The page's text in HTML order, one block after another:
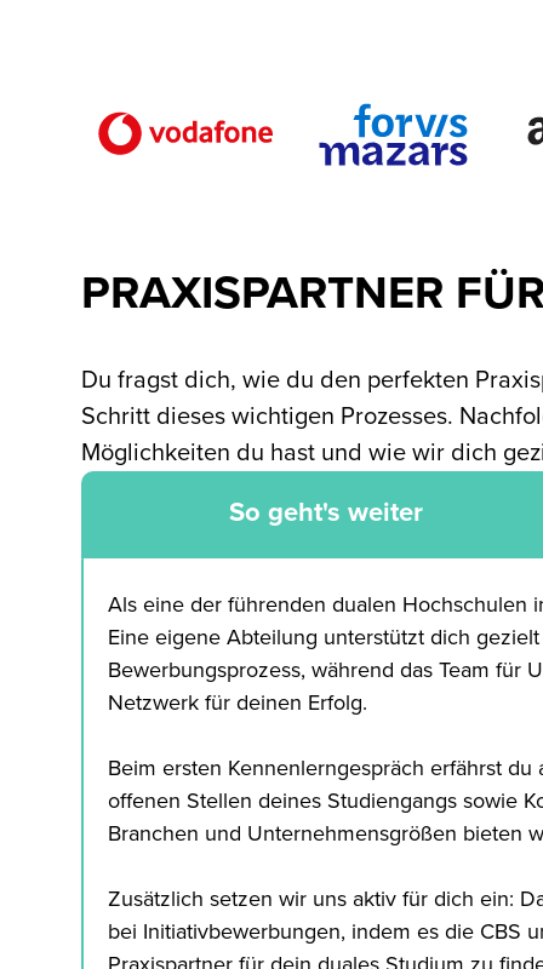
PRAXISPARTNER
Du fragst dich, wie du den perfekten
Schritt dieses wichtigen Prozesses.
Möglichkeiten du hast und wie wir dich
So geht's weiter
Als eine der führenden dualen Hochschulen
Eine eigene Abteilung unterstützt dich
Bewerbungsprozess, während das Team
Netzwerk für deinen Erfolg.
Beim ersten Kennenlerngespräch erfährst
offenen Stellen deines Studiengangs sowie
Branchen und Unternehmensgrößen bieten
Zusätzlich setzen wir uns aktiv für dich ein:
bei Initiativbewerbungen, indem es die CBS